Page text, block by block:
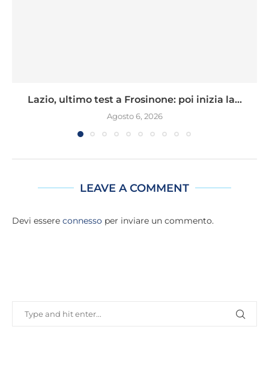
Lazio, ultimo test a Frosinone: poi inizia la...
Agosto 6, 2026
LEAVE A COMMENT
Devi essere connesso per inviare un commento.